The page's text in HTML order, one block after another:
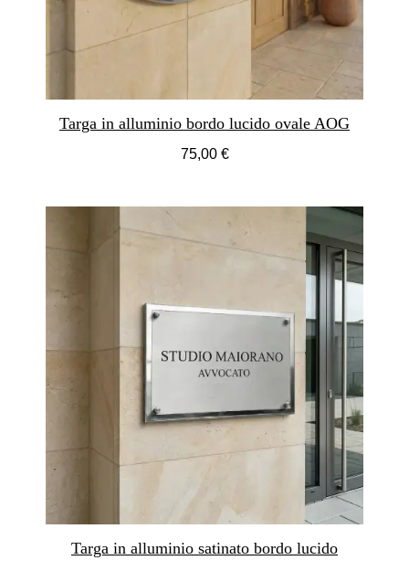
Targa in alluminio bordo lucido ovale AOG
75,00 €
Targa in alluminio satinato bordo lucido